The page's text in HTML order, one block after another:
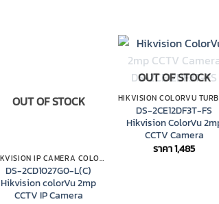
OUT OF STOCK
HIKVISION IP CAMERA COLORVU
DS-2CD1027G0-L(C)
Hikvision colorVu 2mp
CCTV IP Camera
OUT OF STOCK
DS-2CE12DF3T-FS
Hikvision ColorVu
CCTV Camera
ราคา1,485